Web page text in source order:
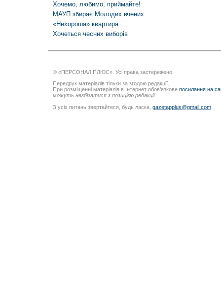
Хочемо, любимо, приймайте!
МАУП збирає Молодих вчених
«Нехороша» квартира
Хочеться чесних виборів
© «ПЕРСОНАЛ ПЛЮС». Усі права застережено.
Передрук матеріалів тільки за згодою редакції.
При розміщенні матеріалів в Інтернет обов’язкове посилання на
можуть незбігатися з позицією редакції
З усіх питань звертайтеся, будь ласка, gazetapplus@gmail.com